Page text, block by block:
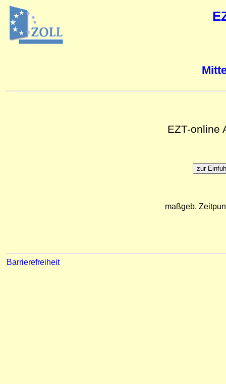
EZT-online
maßgeb.
Barrierefreiheit